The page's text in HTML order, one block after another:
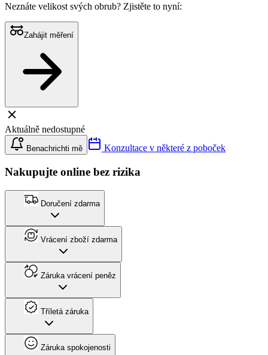
Neznáte velikost svých obrub? Zjistěte to nyní:
Zahájit měření
Aktuálně nedostupné
Benachrichti mě Konzultace v některé z poboček
Nakupujte online bez rizika
Doručení zdarma
Vrácení zboží zdarma
Záruka vrácení peněz
Tříletá záruka
Záruka spokojenosti